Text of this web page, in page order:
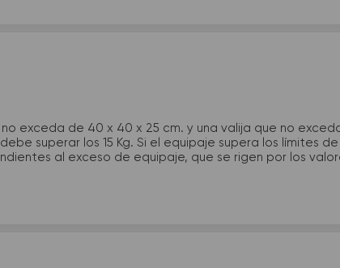
exceda de 40 x 40 x 25 cm. y una valija que no
superar los 15 Kg. Si el equipaje supera los límites
al exceso de equipaje, que se rigen por los